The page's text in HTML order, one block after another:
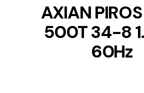
AXIAN
500T 34-8
60Hz